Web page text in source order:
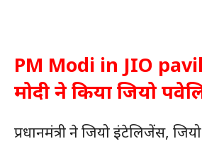
PM Modi in JIO
मोदी ने किया जियो
प्रधानमंत्री ने जियो इंटेलिजेंस,